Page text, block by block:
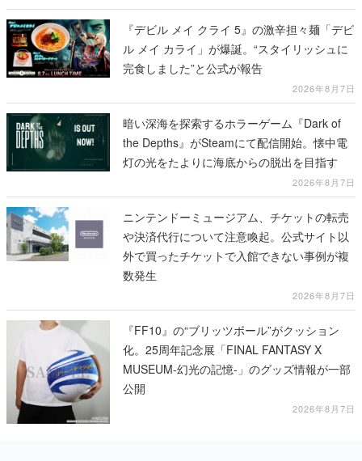
『デビル メイ クライ 5』の激辛担々麺「デビ
ル メイ カライ」が爆誕。“スタイリッシュに
完食しました”と公式が報告
2026年8月7日
暗い深海を探索するホラーゲーム『Dark of
the Depths』がSteamにて配信開始。懐中電
灯の光をたよりに海底からの脱出を目指す
2026年8月7日
ニンテンドーミュージアム、チケットの転売
や決済代行について注意喚起。公式サイト以
外で買ったチケットで入館できない事例が複
数発生
2026年8月7日
『FF10』の“ブリッツボール”がクッション
化。25周年記念展「FINAL FANTASY X
MUSEUM-幻光の記憶-」のグッズ情報が一部
公開
2026年8月7日